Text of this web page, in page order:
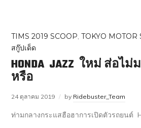
TIMS 2019 SCOOP,TOKYO MOTOR
สกู๊ปเด็ด
HONDA JAZZ ใหม่ ส่อไ
หรือ
24 ตุลาคม 2019 by Ridebuster_Team
ท่ามกลางกระแสฮือฮาการเปิดตัวรถยนต์